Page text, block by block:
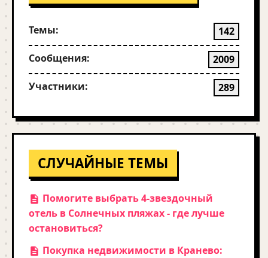
Темы: 142
Сообщения: 2009
Участники: 289
СЛУЧАЙНЫЕ ТЕМЫ
Помогите выбрать 4-звездочный
отель в Солнечных пляжах - где лучше
остановиться?
Покупка недвижимости в Кранево: